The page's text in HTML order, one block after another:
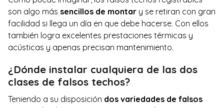
son algo más sencillos de montar y se retiran con gran
facilidad si llega un día en que debe hacerse. Con ellos
también logra excelentes prestaciones térmicas y
acústicas y apenas precisan mantenimiento.
¿Dónde instalar cualquiera de las dos
clases de falsos techos?
Teniendo a su disposición dos variedades de falsos